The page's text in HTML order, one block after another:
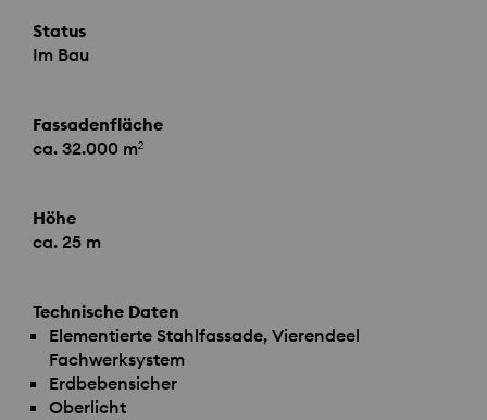
Status
Im Bau
Fassadenfläche
ca. 32.000 m²
Höhe
ca. 25 m
Technische Daten
Elementierte Stahlfassade, Vierendeel
Fachwerksystem
Erdbebensicher
Oberlicht